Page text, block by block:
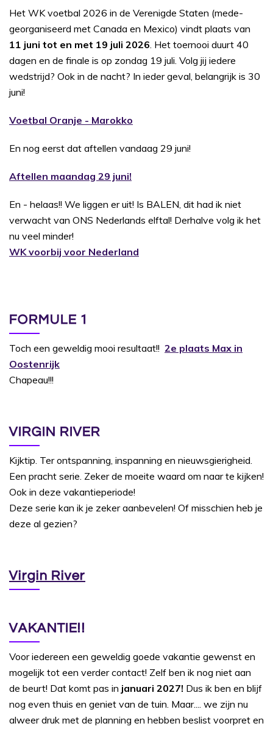
Het WK voetbal 2026 in de Verenigde Staten (mede-
georganiseerd met Canada en Mexico) vindt plaats van
11 juni tot en met 19 juli 2026. Het toernooi duurt 40
dagen en de finale is op zondag 19 juli. Volg jij iedere
wedstrijd? Ook in de nacht? In ieder geval, belangrijk is 30
juni!
Voetbal Oranje - Marokko
En nog eerst dat aftellen vandaag 29 juni!
Aftellen maandag 29 juni!
En - helaas!! We liggen er uit! Is BALEN, dit had ik niet
verwacht van ONS Nederlands elftal! Derhalve volg ik het
nu veel minder!
WK voorbij voor Nederland
FORMULE 1
Toch een geweldig mooi resultaat!! 2e plaats Max in
Oostenrijk
Chapeau!!!
VIRGIN RIVER
Kijktip. Ter ontspanning, inspanning en nieuwsgierigheid.
Een pracht serie. Zeker de moeite waard om naar te kijken!
Ook in deze vakantieperiode!
Deze serie kan ik je zeker aanbevelen! Of misschien heb je
deze al gezien?
Virgin River
VAKANTIE!!
Voor iedereen een geweldig goede vakantie gewenst en
mogelijk tot een verder contact! Zelf ben ik nog niet aan
de beurt! Dat komt pas in januari 2027! Dus ik ben en blijf
nog even thuis en geniet van de tuin. Maar.... we zijn nu
alweer druk met de planning en hebben beslist voorpret en